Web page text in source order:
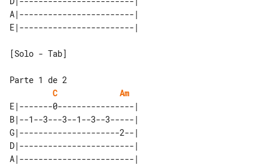
A|------------------------|
[Solo - Tab]
C
Am
E|-------0----------------|
B|--1--3---3--1--3--3-----|
G|---------------------2--|
D|------------------------|
A|------------------------|